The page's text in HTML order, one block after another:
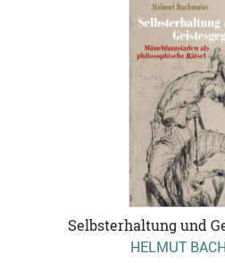
Selbsterhaltung und
HELMUT